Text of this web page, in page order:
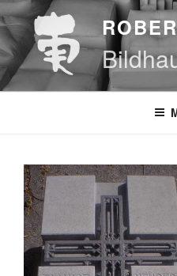
Zum
Inhalt
springen